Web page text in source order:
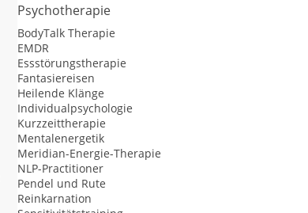
Psychotherapie
BodyTalk Therapie
EMDR
Essstörungstherapie
Fantasiereisen
Heilende Klänge
Individualpsychologie
Kurzzeittherapie
Mentalenergetik
Meridian-Energie-Therapie
NLP-Practitioner
Pendel und Rute
Reinkarnation